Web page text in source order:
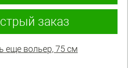
заказ
еще вольер, 75 см